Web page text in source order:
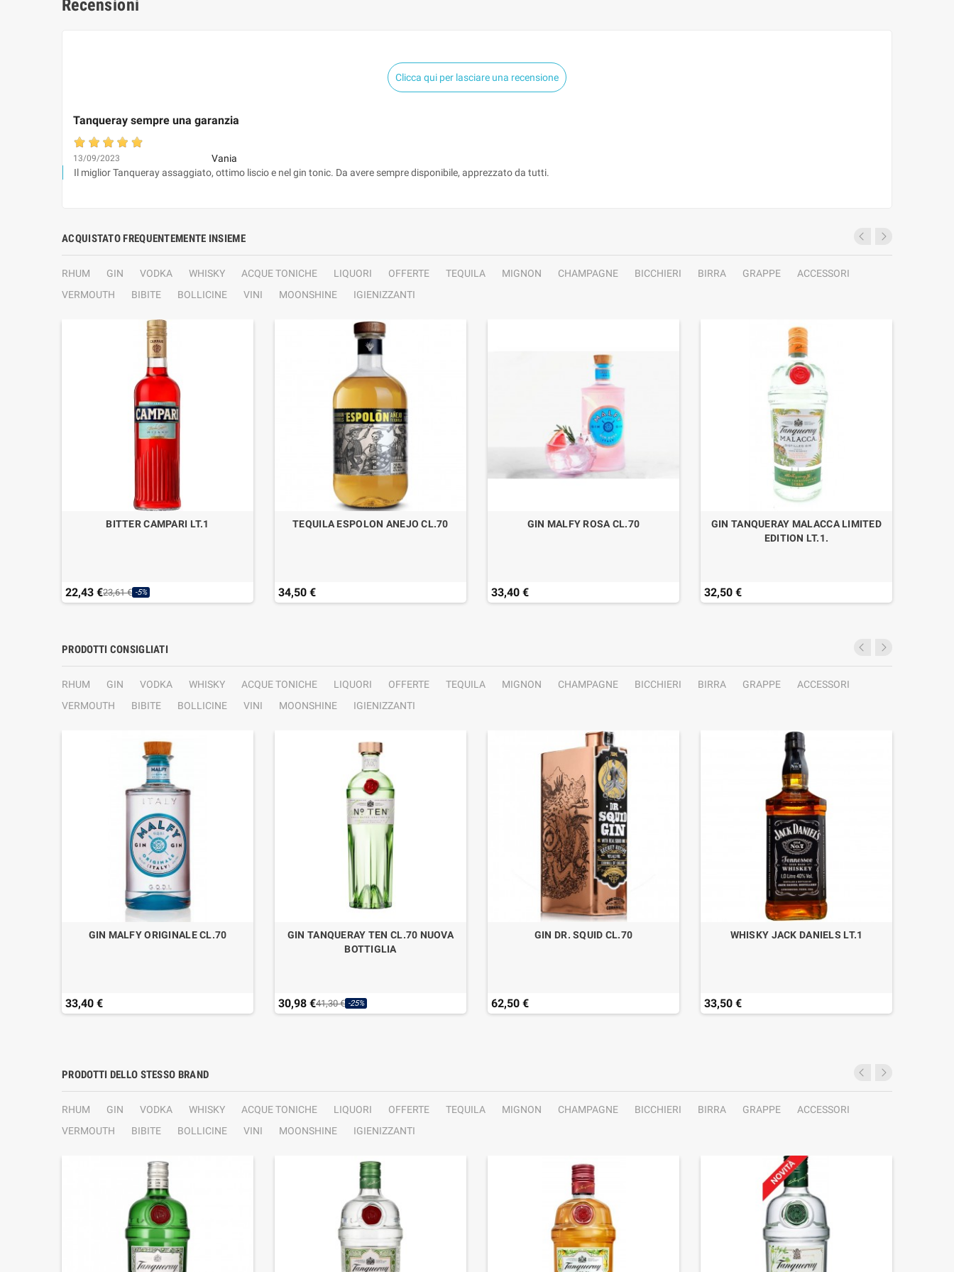
Recensioni
Clicca qui per lasciare una recensione
Tanqueray sempre una garanzia
13/09/2023
Vania
Il miglior Tanqueray assaggiato, ottimo liscio e nel gin tonic. Da avere sempre disponibile, apprezzato da tutti.
ACQUISTATO FREQUENTEMENTE INSIEME
RHUM GIN VODKA WHISKY ACQUE TONICHE LIQUORI OFFERTE TEQUILA MIGNON CHAMPAGNE BICCHIERI BIRRA GRAPPE
ACCESSORI
VERMOUTH
BIBITE BOLLICINE VINI MOONSHINE IGIENIZZANTI
BITTER CAMPARI LT.1
22,43 €23,61 € -5%
TEQUILA ESPOLON ANEJO CL.70
34,50 €
GIN MALFY ROSA CL.70
33,40 €
GIN TANQUERAY MALACCA LIMITED
EDITION LT.1.
32,50 €
PRODOTTI CONSIGLIATI
RHUM GIN VODKA WHISKY ACQUE TONICHE LIQUORI OFFERTE TEQUILA MIGNON CHAMPAGNE BICCHIERI BIRRA GRAPPE
ACCESSORI
VERMOUTH
BIBITE BOLLICINE VINI MOONSHINE IGIENIZZANTI
GIN MALFY ORIGINALE CL.70
33,40 €
GIN TANQUERAY TEN CL.70 NUOVA
BOTTIGLIA
30,98 €41,30 € -25%
GIN DR. SQUID CL.70
62,50 €
WHISKY JACK DANIELS LT.1
33,50 €
PRODOTTI DELLO STESSO BRAND
RHUM GIN VODKA WHISKY ACQUE TONICHE LIQUORI OFFERTE TEQUILA MIGNON CHAMPAGNE BICCHIERI BIRRA GRAPPE
ACCESSORI
VERMOUTH
BIBITE BOLLICINE VINI MOONSHINE IGIENIZZANTI